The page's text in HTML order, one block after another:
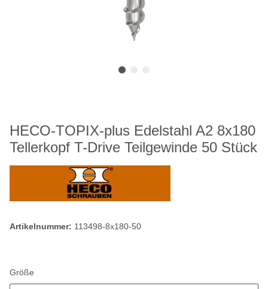
HECO-TOPIX-plus Edelstahl A2 8x180
Tellerkopf T-Drive Teilgewinde 50 Stück
Artikelnummer: 113498-8x180-50
Größe